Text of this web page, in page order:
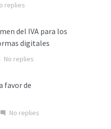
replies
del IVA para los
digitales
No replies
favor de
No replies